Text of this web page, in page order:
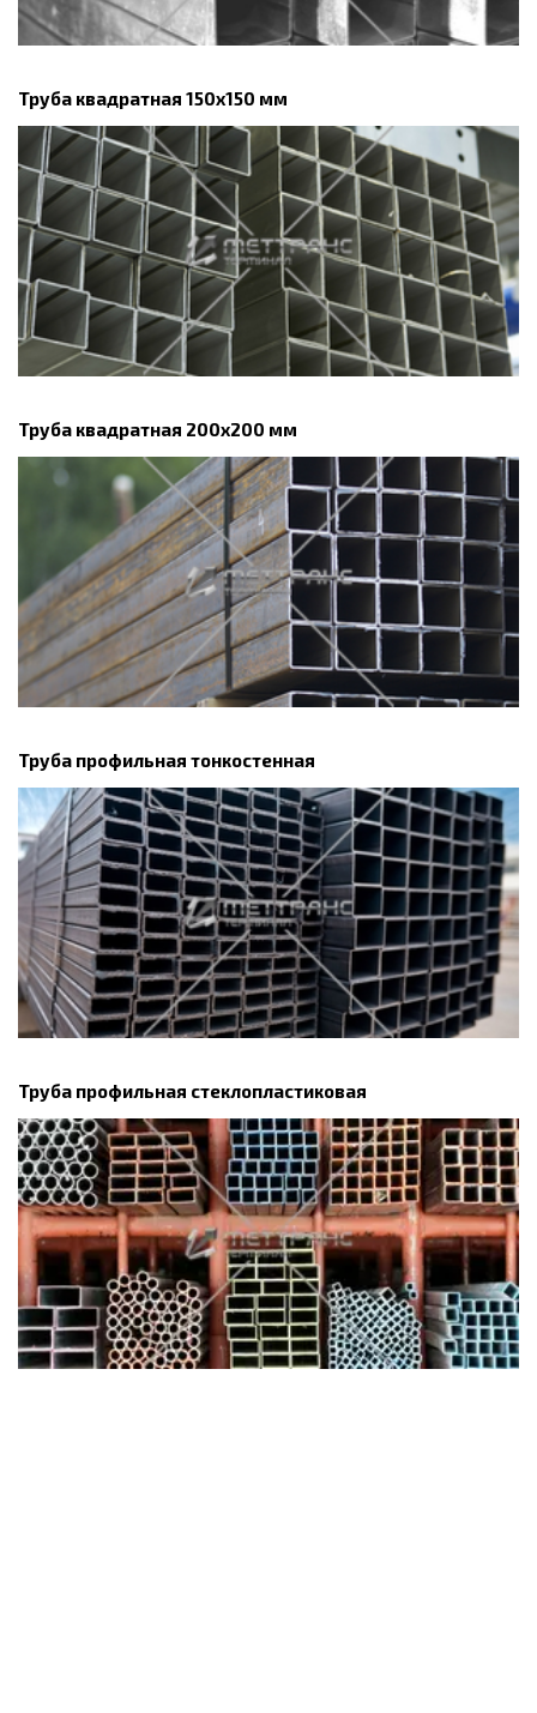
Труба квадратная 150х150 мм
Труба квадратная 200х200 мм
Труба профильная тонкостенная
Труба профильная стеклопластиковая